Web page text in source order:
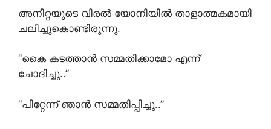
അനീറ്റയുടെ വിരൽ യോനിയിൽ താളാത്മകമായി
ചലിച്ചുകൊണ്ടിരുന്നു.
“കൈ കടത്താൻ സമ്മതിക്കാമോ എന്ന്
ചോദിച്ചു..”
“പിറ്റേന്ന് ഞാൻ സമ്മതിപ്പിച്ചു..”